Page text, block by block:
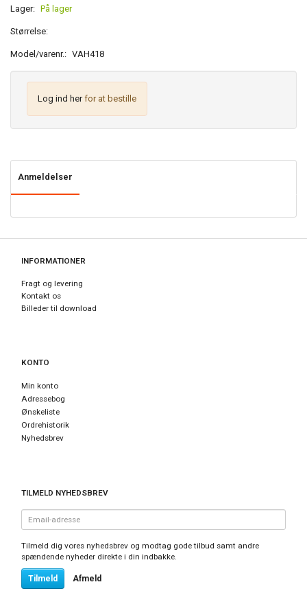
Lager: På lager
Størrelse:
Model/varenr.: VAH418
Log ind herfor at bestille
Anmeldelser
INFORMATIONER
Fragt og levering
Kontakt os
Billeder til download
KONTO
Min konto
Adressebog
Ønskeliste
Ordrehistorik
Nyhedsbrev
TILMELD NYHEDSBREV
adresse
Tilmeld dig vores nyhedsbrev og modtag gode tilbud samt andre
spændende nyheder direkte i din indbakke.
Tilmeld Afmeld